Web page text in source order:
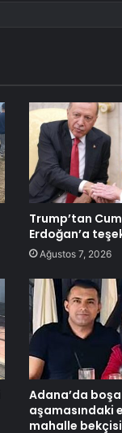
Trump’tan
Erdoğan’a
Ağustos 7, 2026
Adana’da
aşamasındaki
mahalle